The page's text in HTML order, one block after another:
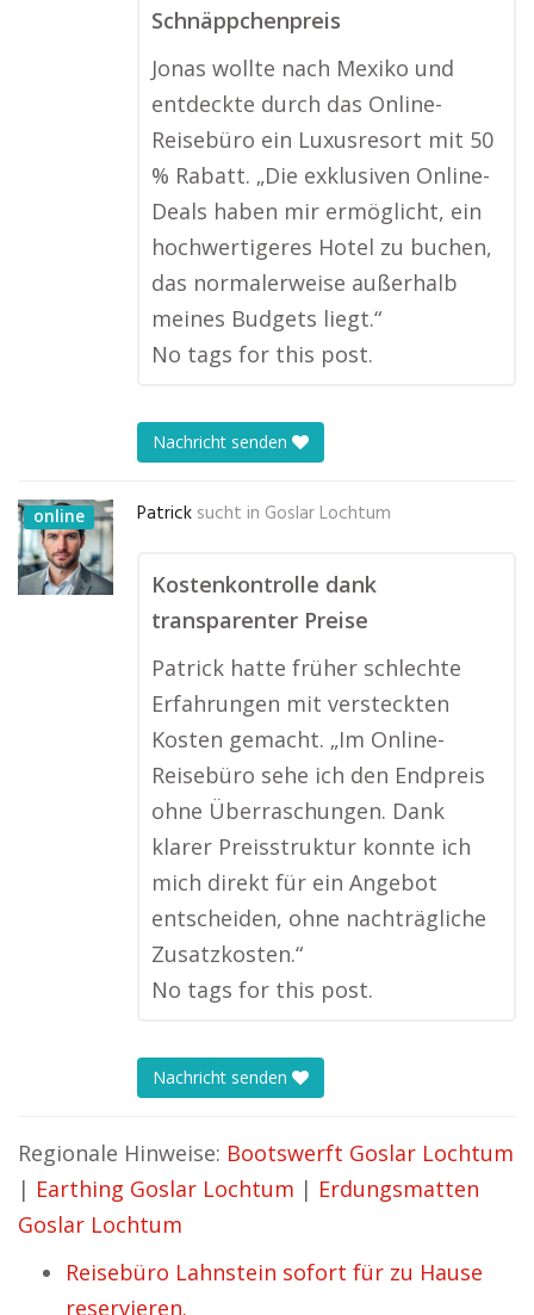
Schnäppchenpreis
Jonas wollte nach Mexiko und
entdeckte durch das Online-
Reisebüro ein Luxusresort mit 50
% Rabatt. „Die exklusiven Online-
Deals haben mir ermöglicht, ein
hochwertigeres Hotel zu buchen,
das normalerweise außerhalb
meines Budgets liegt.“
No tags for this post.
Nachricht senden
online Patrick sucht in Goslar Lochtum
Kostenkontrolle dank
transparenter Preise
Patrick hatte früher schlechte
Erfahrungen mit versteckten
Kosten gemacht. „Im Online-
Reisebüro sehe ich den Endpreis
ohne Überraschungen. Dank
klarer Preisstruktur konnte ich
mich direkt für ein Angebot
entscheiden, ohne nachträgliche
Zusatzkosten.“
No tags for this post.
Nachricht senden
Regionale Hinweise: Bootswerft Goslar Lochtum
| Earthing Goslar Lochtum | Erdungsmatten
Goslar Lochtum
Reisebüro Lahnstein sofort für zu Hause
reservieren.